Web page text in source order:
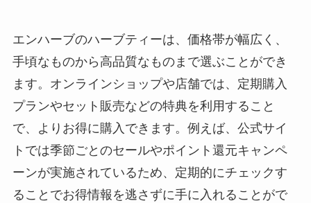
エンハーブのハーブティーは、価格帯が幅広く、
手頃なものから高品質なものまで選ぶことができ
ます。オンラインショップや店舗では、定期購入
プランやセット販売などの特典を利用すること
で、よりお得に購入できます。例えば、公式サイ
トでは季節ごとのセールやポイント還元キャンペ
ーンが実施されているため、定期的にチェックす
ることでお得情報を逃さずに手に入れることがで